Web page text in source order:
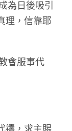
為日後吸引
理，信靠耶
會服事代